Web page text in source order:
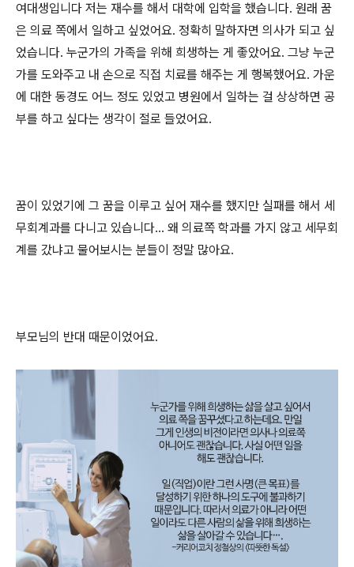
여대생입니다 저는 재수를 해서 대학에 입학을 했습니다. 원래 꿈
은 의료 쪽에서 일하고 싶었어요. 정확히 말하자면 의사가 되고 싶
었습니다. 누군가의 가족을 위해 희생하는 게 좋았어요. 그냥 누군
가를 도와주고 내 손으로 직접 치료를 해주는 게 행복했어요. 가운
에 대한 동경도 어느 정도 있었고 병원에서 일하는 걸 상상하면 공
부를 하고 싶다는 생각이 절로 들었어요.
꿈이 있었기에 그 꿈을 이루고 싶어 재수를 했지만 실패를 해서 세
무회계과를 다니고 있습니다... 왜 의료쪽 학과를 가지 않고 세무회
계를 갔냐고 물어보시는 분들이 정말 많아요.
부모님의 반대 때문이었어요.